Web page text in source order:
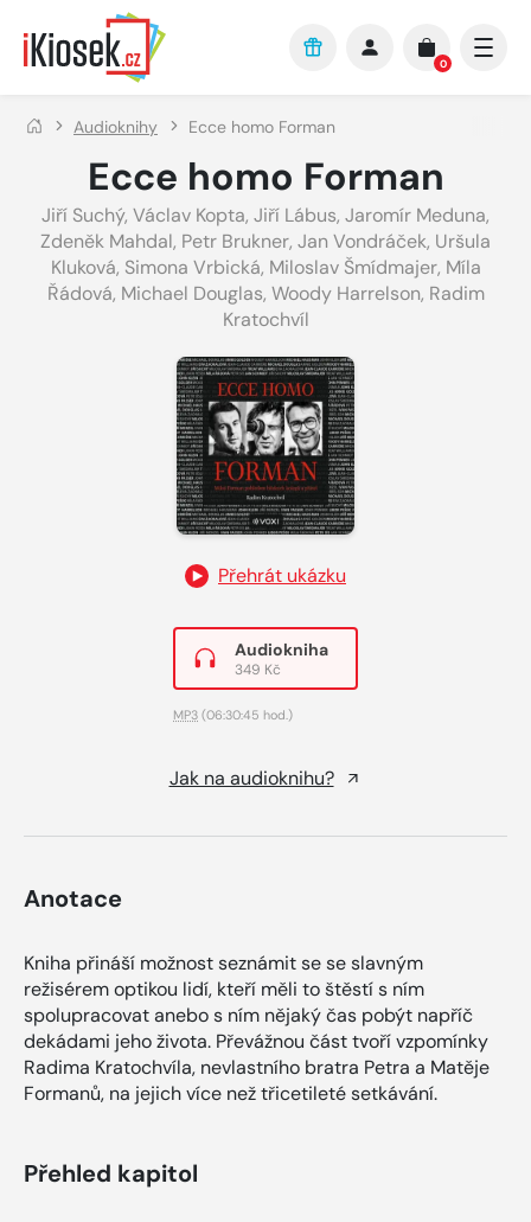
Přejít na hlavní obsah
0
Audioknihy Ecce homo Forman
Ecce homo Forman
Jiří Suchý, Václav Kopta, Jiří Lábus, Jaromír Meduna,
Zdeněk Mahdal, Petr Brukner, Jan Vondráček, Uršula
Kluková, Simona Vrbická, Miloslav Šmídmajer, Míla
Řádová, Michael Douglas, Woody Harrelson, Radim
Kratochvíl
Přehrát ukázku
Audiokniha
349 Kč
MP3 (06:30:45 hod.)
Jak na audioknihu?
Anotace
Kniha přináší možnost seznámit se se slavným
režisérem optikou lidí, kteří měli to štěstí s ním
spolupracovat anebo s ním nějaký čas pobýt napříč
dekádami jeho života. Převážnou část tvoří vzpomínky
Radima Kratochvíla, nevlastního bratra Petra a Matěje
Formanů, na jejich více než třicetileté setkávání.
Přehled kapitol